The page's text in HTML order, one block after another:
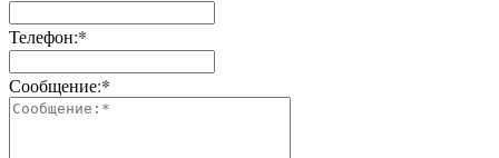
Телефон:*
Сообщение:*